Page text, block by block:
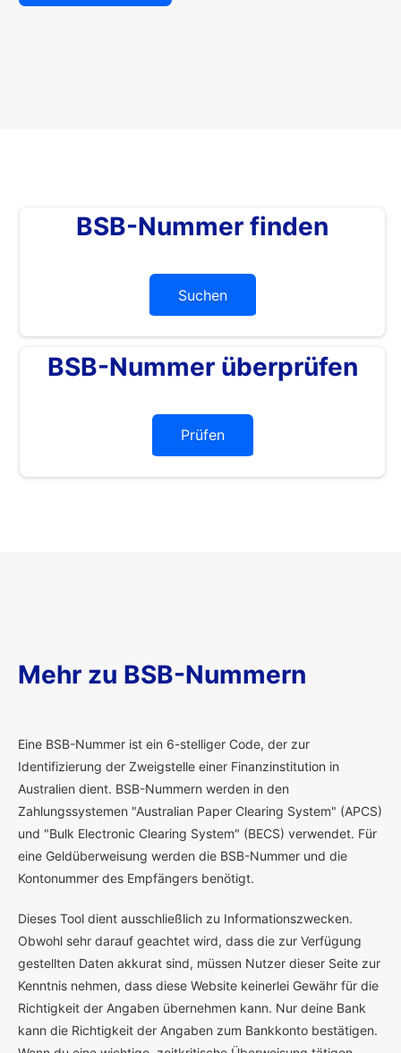
BSB-Nummer finden
Suchen
BSB-Nummer überprüfen
Prüfen
Mehr zu BSB-Nummern
Eine BSB-Nummer ist ein 6-stelliger Code, der zur
Identifizierung der Zweigstelle einer Finanzinstitution in
Australien dient. BSB-Nummern werden in den
Zahlungssystemen "Australian Paper Clearing System" (APCS)
und "Bulk Electronic Clearing System" (BECS) verwendet. Für
eine Geldüberweisung werden die BSB-Nummer und die
Kontonummer des Empfängers benötigt.
Dieses Tool dient ausschließlich zu Informationszwecken.
Obwohl sehr darauf geachtet wird, dass die zur Verfügung
gestellten Daten akkurat sind, müssen Nutzer dieser Seite zur
Kenntnis nehmen, dass diese Website keinerlei Gewähr für die
Richtigkeit der Angaben übernehmen kann. Nur deine Bank
kann die Richtigkeit der Angaben zum Bankkonto bestätigen.